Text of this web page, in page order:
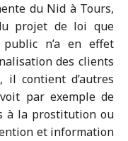
du Nid à Tours,
projet de loi que
public n’a en effet
des clients
contient d’autres
par exemple de
à la prostitution ou
et information